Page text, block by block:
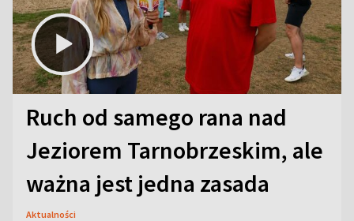
Ruch od samego rana nad
Jeziorem Tarnobrzeskim, ale
ważna jest jedna zasada
Aktualności